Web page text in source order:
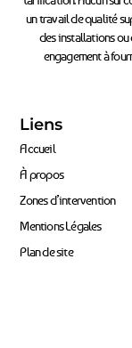
un travail de qualité
des installations ou
engagement à
Liens
Accueil
À propos
Zones d’intervention
Mentions Légales
Plan de site